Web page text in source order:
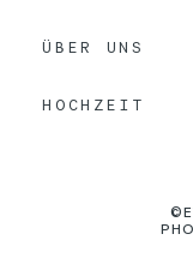
ÜBER UNS
HOCHZEIT